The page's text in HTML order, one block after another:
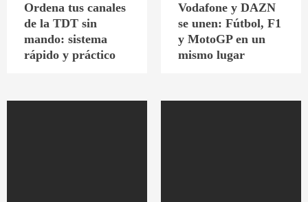
Ordena tus canales
de la TDT sin
mando: sistema
rápido y práctico
Vodafone y DAZN
se unen: Fútbol, F1
y MotoGP en un
mismo lugar